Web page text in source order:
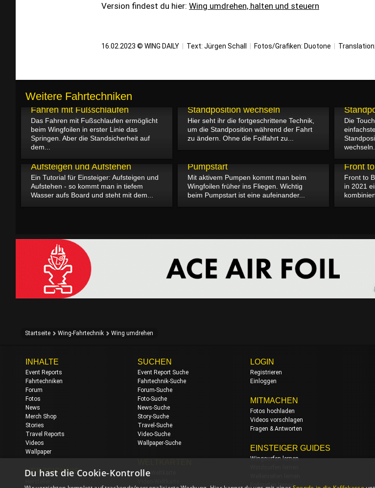
Version findest du hier: Wing umdrehen, halten und steuern
16.02.2023 © WING DAILY Text: Jürgen Schall Fotos/Grafiken: Duotone Translation:
Weitere Fahrtechniken
20.02.2023
Fahren mit Fußschlaufen
Das Fahren mit Fußschlaufen ermöglicht
beim Wingfoilen in erster Linie das
Springen. Aber die Standsicherheit auf
dem...
Standposition wechseln
Hier seht ihr die fortgeschrittene Technik,
um die Standposition während der Fahrt
zu ändern. Ohne die Foilfahrt zu...
Die
wechseln...
Aufsteigen und Aufstehen
Ein Tutorial für Einsteiger: Aufsteigen und
Aufstehen - so kommt man in tiefem
Wasser aufs Board und steht mit dem...
Pumpstart
Mit aktivem Pumpen kommt man beim
Wingfoilen früher ins Fliegen. Wichtig
beim Pumpstart ist eine aufeinander...
Front
Front to
in 2021
Startseite Wing-Fahrtechnik Wing umdrehen
INHALTE
Event Reports
Fahrtechniken
Forum
Fotos
News
Merch Shop
Stories
Travel Reports
Videos
Wallpaper
VERZEICHNIS
SUCHEN
Event Report Suche
Fahrtechnik-Suche
Forum-Suche
Foto-Suche
News-Suche
Story-Suche
Travel-Suche
Video-Suche
Wallpaper-Suche
Foto-Weltkarte
LOGIN
Registrieren
Einloggen
MITMACHEN
Fotos hochladen
Videos vorschlagen
Fragen & Antworten
EINSTEIGER GUIDES
Wingsurfen lernen
Foilsurfen lernen
Du hast die Cookie-Kontrolle